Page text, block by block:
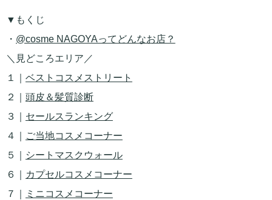
▼もくじ
・ @cosme NAGOYAってどんなお店？
＼見どころエリア／
１｜ ベストコスメストリート
２｜ 頭皮＆髪質診断
３｜ セールスランキング
４｜
ご当地コスメコーナー
５｜
シートマスクウォール
６｜
カプセルコスメコーナー
７｜
ミニコスメコーナー